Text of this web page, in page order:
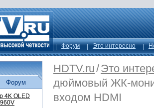
Форум Это интересно
HDTV.ru/Это
дюймовый ЖК-
входом HDMI
4K OLED
Форум